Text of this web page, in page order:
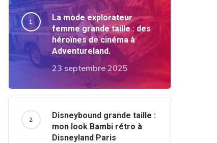
La mode explorateur
femme grande taille : des
héroïnes de cinéma à
Adventureland.
23 septembre 2025
Disneybound grande taille :
mon look Bambi rétro à
Disneyland Paris